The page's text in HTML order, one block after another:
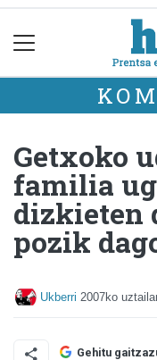
Getxoko
familia
dizkieten
pozik
Ukberri 2007ko
Gehitu